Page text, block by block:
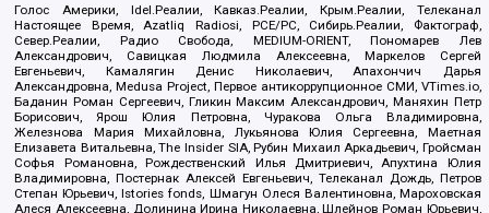
Голос Америки, Idel.Реалии, Кавказ.Реалии, Крым.Реалии, Телеканал
Настоящее Время, Azatliq Radiosi, PCE/PC, Сибирь.Реалии, Фактограф,
Север.Реалии, Радио Свобода, MEDIUM-ORIENT, Пономарев Лев
Александрович, Савицкая Людмила Алексеевна, Маркелов Сергей
Евгеньевич, Камалягин Денис Николаевич, Апахончич Дарья
Александровна, Medusa Project, Первое антикоррупционное СМИ, VTimes.io,
Баданин Роман Сергеевич, Гликин Максим Александрович, Маняхин Петр
Борисович, Ярош Юлия Петровна, Чуракова Ольга Владимировна,
Железнова Мария Михайловна, Лукьянова Юлия Сергеевна, Маетная
Елизавета Витальевна, The Insider SIA, Рубин Михаил Аркадьевич, Гройсман
Софья Романовна, Рождественский Илья Дмитриевич, Апухтина Юлия
Владимировна, Постернак Алексей Евгеньевич, Телеканал Дождь, Петров
Степан Юрьевич, Istories fonds, Шмагун Олеся Валентиновна, Мароховская
Алеся Алексеевна, Долинина Ирина Николаевна, Шлейнов Роман Юрьевич,